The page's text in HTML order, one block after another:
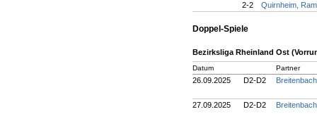
2-2
Quirnheim,
Doppel-Spiele
Bezirksliga Rheinland Ost
Datum Partner
26.09.2025 D2-D2
27.09.2025 D2-D2